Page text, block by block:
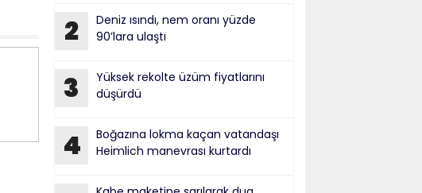
2
Deniz ısındı, nem oranı yüzde
90’lara ulaştı
3
Yüksek rekolte üzüm fiyatlarını
düşürdü
4
Boğazına lokma kaçan vatandaşı
Heimlich manevrası kurtardı